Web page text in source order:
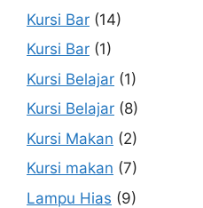
Kursi Bar (14)
Kursi Bar (1)
Kursi Belajar (1)
Kursi Belajar (8)
Kursi Makan (2)
Kursi makan (7)
Lampu Hias (9)